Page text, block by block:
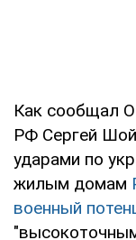
Как сообщал
РФ Сергей
ударами по
жилым домам
военный